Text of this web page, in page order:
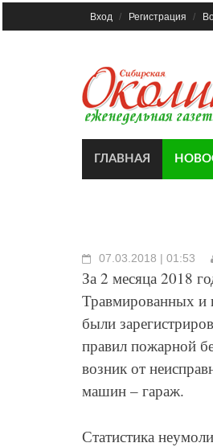
to
Вход Регистрация
ГЛАВНАЯ
07.03.2018 | 01:53
За 2 месяца 2018
Травмированных и
были
правил пожарной
возник от
машин – гараж.
Статистика